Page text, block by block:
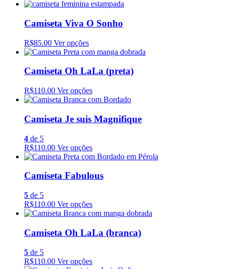
Camiseta Viva O Sonho
R$85.00 Ver opções
Camiseta Oh LaLa (preta)
R$110.00 Ver opções
Camiseta Je suis Magnifique
4 de 5
R$110.00 Ver opções
Camiseta Fabulous
5 de 5
R$110.00 Ver opções
Camiseta Oh LaLa (branca)
5 de 5
R$110.00 Ver opções